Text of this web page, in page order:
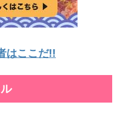
はここだ!!